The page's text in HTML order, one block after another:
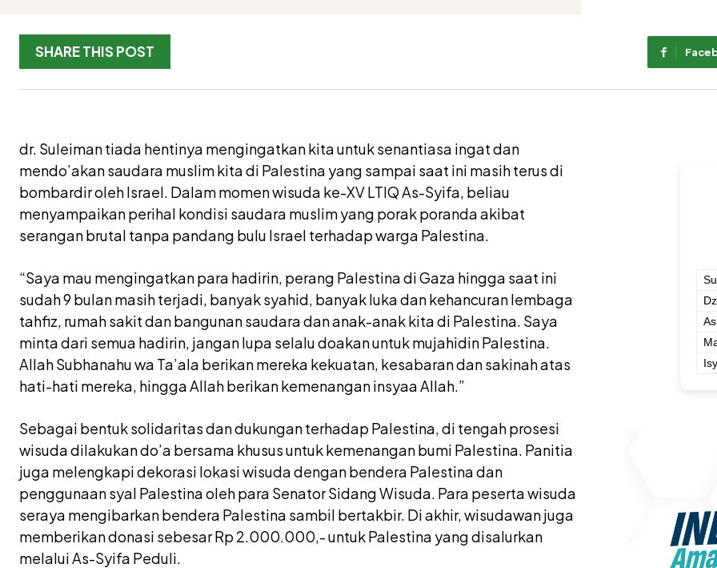
SHARE THIS POST
dr. Suleiman tiada hentinya mengingatkan kita untuk senantiasa ingat dan
mendo’akan saudara muslim kita di Palestina yang sampai saat ini masih terus di
bombardir oleh Israel. Dalam momen wisuda ke-XV LTIQ As-Syifa, beliau
menyampaikan perihal kondisi saudara muslim yang porak poranda akibat
serangan brutal tanpa pandang bulu Israel terhadap warga Palestina.
“Saya mau mengingatkan para hadirin, perang Palestina di Gaza hingga saat ini
sudah 9 bulan masih terjadi, banyak syahid, banyak luka dan kehancuran lembaga
tahfiz, rumah sakit dan bangunan saudara dan anak-anak kita di Palestina. Saya
minta dari semua hadirin, jangan lupa selalu doakan untuk mujahidin Palestina.
Allah Subhanahu wa Ta’ala berikan mereka kekuatan, kesabaran dan sakinah atas
hati-hati mereka, hingga Allah berikan kemenangan insyaa Allah.”
Sebagai bentuk solidaritas dan dukungan terhadap Palestina, di tengah prosesi
wisuda dilakukan do’a bersama khusus untuk kemenangan bumi Palestina. Panitia
juga melengkapi dekorasi lokasi wisuda dengan bendera Palestina dan
penggunaan syal Palestina oleh para Senator Sidang Wisuda. Para peserta wisuda
seraya mengibarkan bendera Palestina sambil bertakbir. Di akhir, wisudawan juga
memberikan donasi sebesar Rp 2.000.000,- untuk Palestina yang disalurkan
melalui As-Syifa Peduli.